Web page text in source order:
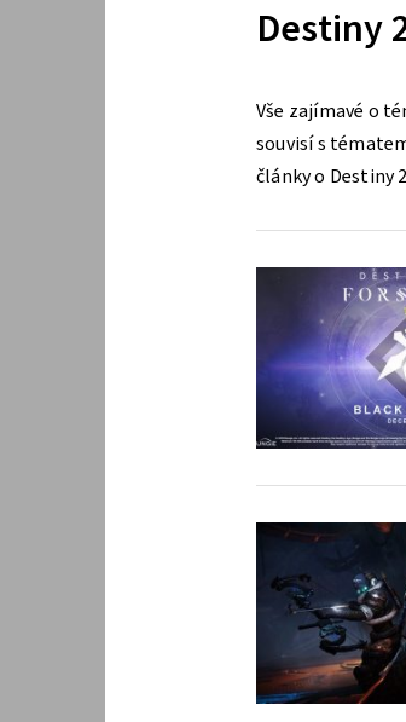
Destiny
Vše zajímavé o
souvisí s
články o Destiny